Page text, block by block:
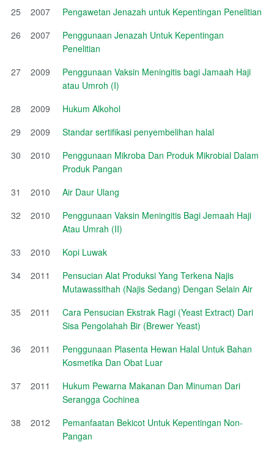
25
2007
Pengawetan Jenazah untuk Kepentingan Penelitian
26
2007
Penggunaan Jenazah Untuk Kepentingan
Penelitian
27
2009
Penggunaan Vaksin Meningitis bagi Jamaah Haji
atau Umroh (I)
28
2009
Hukum Alkohol
29
2009
Standar sertifikasi penyembelihan halal
30
2010
Penggunaan Mikroba Dan Produk Mikrobial Dalam
Produk Pangan
31
2010
Air Daur Ulang
32
2010
Penggunaan Vaksin Meningitis Bagi Jemaah Haji
Atau Umrah (II)
33
2010
Kopi Luwak
34
2011
Pensucian Alat Produksi Yang Terkena Najis
Mutawassithah (Najis Sedang) Dengan Selain Air
35
2011
Cara Pensucian Ekstrak Ragi (Yeast Extract) Dari
Sisa Pengolahah Bir (Brewer Yeast)
36
2011
Penggunaan Plasenta Hewan Halal Untuk Bahan
Kosmetika Dan Obat Luar
37
2011
Hukum Pewarna Makanan Dan Minuman Dari
Serangga Cochinea
38
2012
Pemanfaatan Bekicot Untuk Kepentingan Non-
Pangan